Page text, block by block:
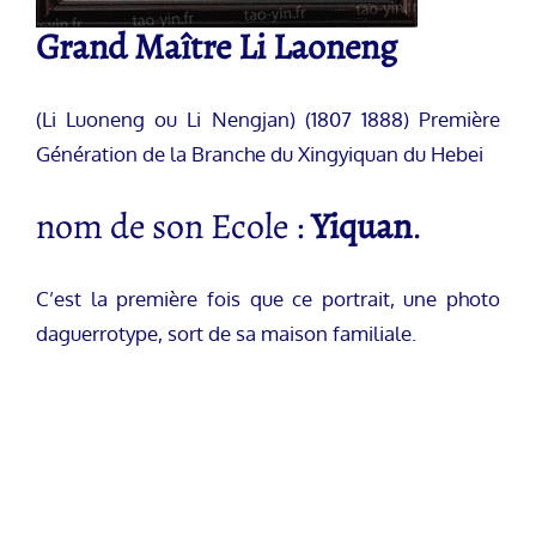
Grand Maître Li Laoneng
(Li Luoneng ou Li Nengjan) (1807 1888) Première
Génération de la Branche du Xingyiquan du Hebei
nom de son Ecole :Yiquan.
C’est la première fois que ce portrait, une photo
daguerrotype, sort de sa maison familiale.